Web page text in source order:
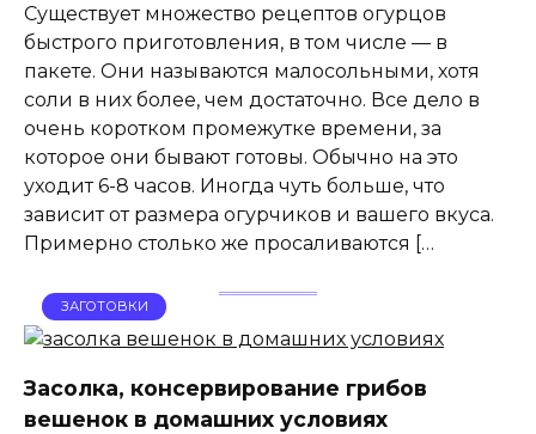
Существует множество рецептов огурцов
быстрого приготовления, в том числе — в
пакете. Они называются малосольными, хотя
соли в них более, чем достаточно. Все дело в
очень коротком промежутке времени, за
которое они бывают готовы. Обычно на это
уходит 6-8 часов. Иногда чуть больше, что
зависит от размера огурчиков и вашего вкуса.
Примерно столько же просаливаются […
ЗАГОТОВКИ
Засолка, консервирование грибов
вешенок в домашних условиях